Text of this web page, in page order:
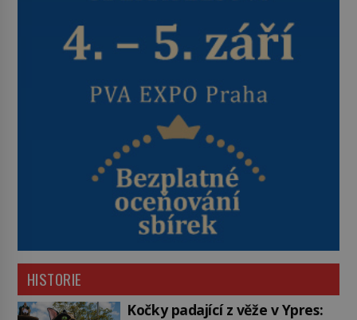
HISTORIE
Kočky padající z věže v Ypres: